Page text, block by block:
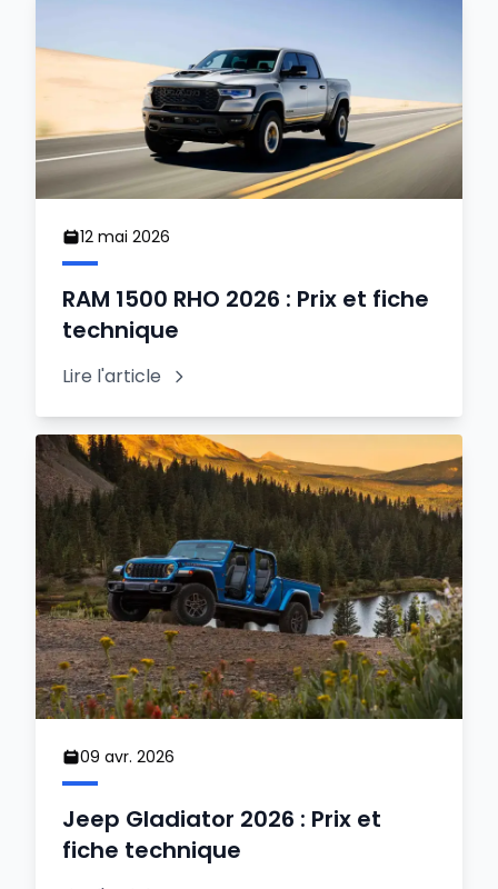
12 mai 2026
RAM 1500 RHO 2026 : Prix et fiche
technique
Lire l'article
09 avr. 2026
Jeep Gladiator 2026 : Prix et
fiche technique